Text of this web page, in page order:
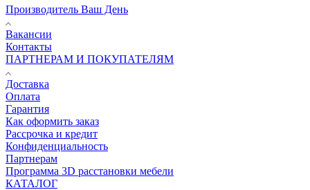
Производитель Ваш День
Вакансии
Контакты
ПАРТНЕРАМ И ПОКУПАТЕЛЯМ
Доставка
Оплата
Гарантия
Как оформить заказ
Рассрочка и кредит
Конфиденциальность
Партнерам
Программа 3D расстановки мебели
КАТАЛОГ